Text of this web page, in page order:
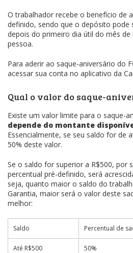
O trabalhador recebe o benefício de
definido, sendo que o depósito pode
depois do primeiro dia útil do mês de
pessoa.
Para aderir ao saque-aniversário do
acessar sua conta no aplicativo da
Qual o valor do saque-
Existe um valor limite para o saque-
depende do montante
Essencialmente, se seu saldo for de
50% deste valor.
Se o saldo for superior a R$500, por
percentual pré-definido, será
seja, quanto maior o saldo do
Garantia, maior será o valor deste
melhor:
Saldo Percentual de
Até R$500 50%